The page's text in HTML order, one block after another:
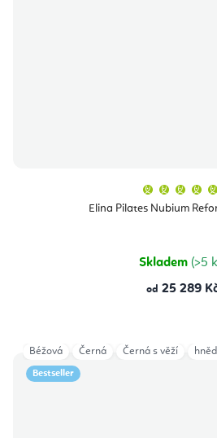
Elina Pilates Nubium
Skladem (>5
od 25 289
Bestseller
Béžová Černá Černá s věží